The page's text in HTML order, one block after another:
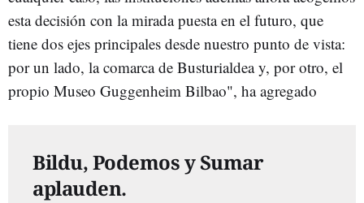
esta decisión con la mirada puesta en el futuro, que
tiene dos ejes principales desde nuestro punto de vista:
por un lado, la comarca de Busturialdea y, por otro, el
propio Museo Guggenheim Bilbao", ha agregado
Bildu, Podemos y Sumar
aplauden.